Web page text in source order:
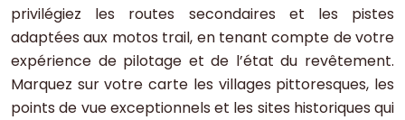
privilégiez les routes secondaires et les pistes
adaptées aux motos trail, en tenant compte de votre
expérience de pilotage et de l’état du revêtement.
Marquez sur votre carte les villages pittoresques, les
points de vue exceptionnels et les sites historiques qui